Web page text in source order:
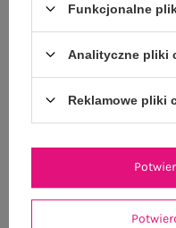
Funkcjonalne
Analityczne pliki
Reklamowe pliki